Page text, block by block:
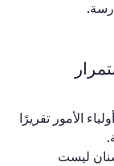
الأمور تقريرًا
ليست